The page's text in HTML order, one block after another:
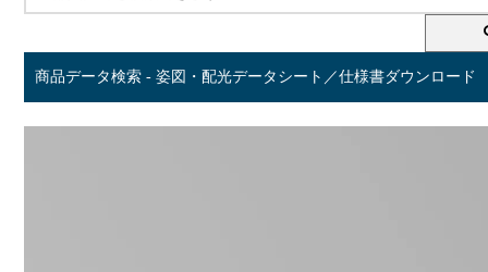
商品データ検索 - 姿図・配光データシート／仕様書ダウンロード